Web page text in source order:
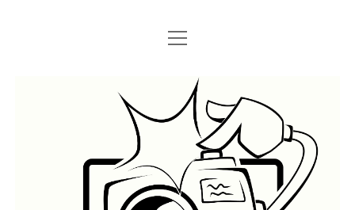
STARTSEITE
BERLIN GRAFFITI
Menü
öffnen
BERLIN BOMBINGS
BERLIN SUBWAY
BERLIN S-BAHN
HOTTER FRAGT…
ROSTOCK
Menü
öffnen
Hustlehorst